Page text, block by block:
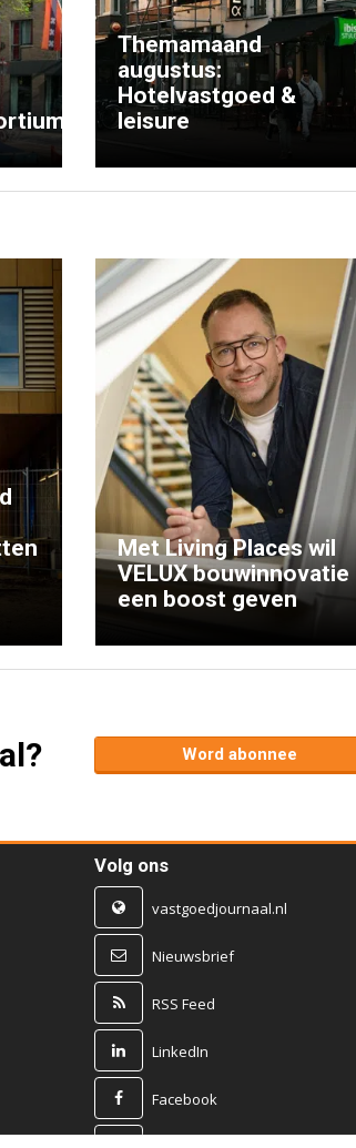
Themamaand
augustus:
Hotelvastgoed &
leisure
Met Living Places wil
VELUX bouwinnovatie
een boost geven
Word abonnee
Volg ons
vastgoedjournaal.nl
Nieuwsbrief
RSS Feed
LinkedIn
Facebook